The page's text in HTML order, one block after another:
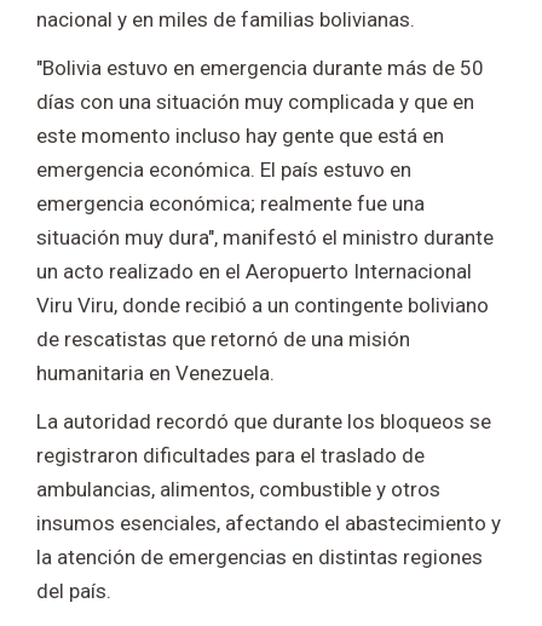
nacional y en miles de familias bolivianas.
"Bolivia estuvo en emergencia durante más de 50
días con una situación muy complicada y que en
este momento incluso hay gente que está en
emergencia económica. El país estuvo en
emergencia económica; realmente fue una
situación muy dura", manifestó el ministro durante
un acto realizado en el Aeropuerto Internacional
Viru Viru, donde recibió a un contingente boliviano
de rescatistas que retornó de una misión
humanitaria en Venezuela.
La autoridad recordó que durante los bloqueos se
registraron dificultades para el traslado de
ambulancias, alimentos, combustible y otros
insumos esenciales, afectando el abastecimiento y
la atención de emergencias en distintas regiones
del país.